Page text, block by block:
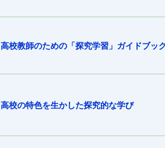
高校教師のための「探究学習」ガイドブッ
高校の特色を生かした探究的な学び